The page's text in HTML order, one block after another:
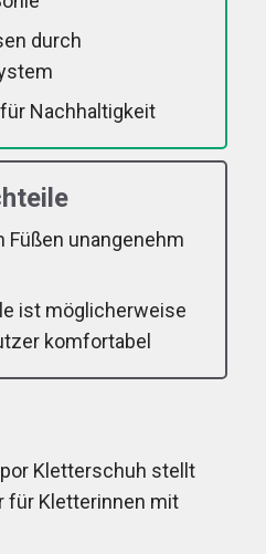
durch
Nachhaltigkeit
Füßen unangenehm
ist möglicherweise
komfortabel
Kletterschuh stellt
für Kletterinnen mit